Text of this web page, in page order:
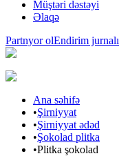
Müştəri dəstəyi
Əlaqə
Partnyor olEndirim jurnalı
Ana səhifə
•Şirniyyat
•Şirniyyat ədəd
•Şokolad plitka
•Plitka şokolad